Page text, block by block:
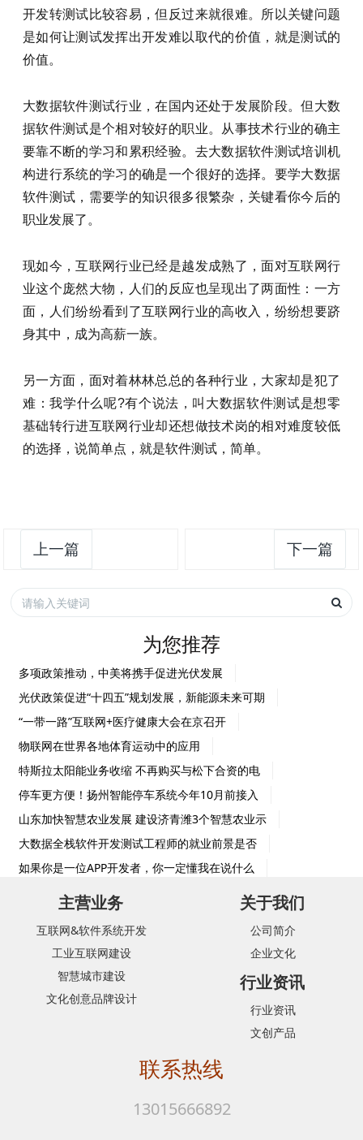
开发转测试比较容易，但反过来就很难。所以关键问题
是如何让测试发挥出开发难以取代的价值，就是测试的
价值。
大数据软件测试行业，在国内还处于发展阶段。但大数
据软件测试是个相对较好的职业。从事技术行业的确主
要靠不断的学习和累积经验。去大数据软件测试培训机
构进行系统的学习的确是一个很好的选择。要学大数据
软件测试，需要学的知识很多很繁杂，关键看你今后的
职业发展了。
现如今，互联网行业已经是越发成熟了，面对互联网行
业这个庞然大物，人们的反应也呈现出了两面性：一方
面，人们纷纷看到了互联网行业的高收入，纷纷想要跻
身其中，成为高薪一族。
另一方面，面对着林林总总的各种行业，大家却是犯了
难：我学什么呢?有个说法，叫大数据软件测试是想零
基础转行进互联网行业却还想做技术岗的相对难度较低
的选择，说简单点，就是软件测试，简单。
上一篇 下一篇
为您推荐
多项政策推动，中美将携手促进光伏发展
光伏政策促进“十四五”规划发展，新能源未来可期
“一带一路”互联网+医疗健康大会在京召开
物联网在世界各地体育运动中的应用
特斯拉太阳能业务收缩 不再购买与松下合资的电
停车更方便！扬州智能停车系统今年10月前接入
山东加快智慧农业发展 建设济青潍3个智慧农业示
大数据全栈软件开发测试工程师的就业前景是否
如果你是一位APP开发者，你一定懂我在说什么
主营业务
互联网&软件系统开发
工业互联网建设
智慧城市建设
文化创意品牌设计
关于我们
公司简介
企业文化
行业资讯
行业资讯
文创产品
联系热线
13015666892